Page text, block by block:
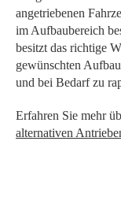
angetriebenen
im Aufbaubereich
besitzt das richtige
gewünschten
und bei Bedarf zu
Erfahren Sie mehr
alternativen